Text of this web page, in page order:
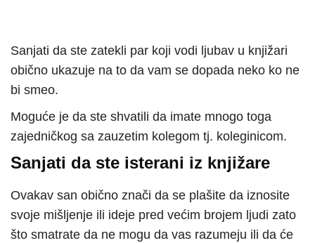
Sanjati da ste zatekli par koji vodi ljubav u knjižari
obično ukazuje na to da vam se dopada neko ko ne
bi smeo.
Moguće je da ste shvatili da imate mnogo toga
zajedničkog sa zauzetim kolegom tj. koleginicom.
Sanjati da ste isterani iz knjižare
Ovakav san obično znači da se plašite da iznosite
svoje mišljenje ili ideje pred većim brojem ljudi zato
što smatrate da ne mogu da vas razumeju ili da će